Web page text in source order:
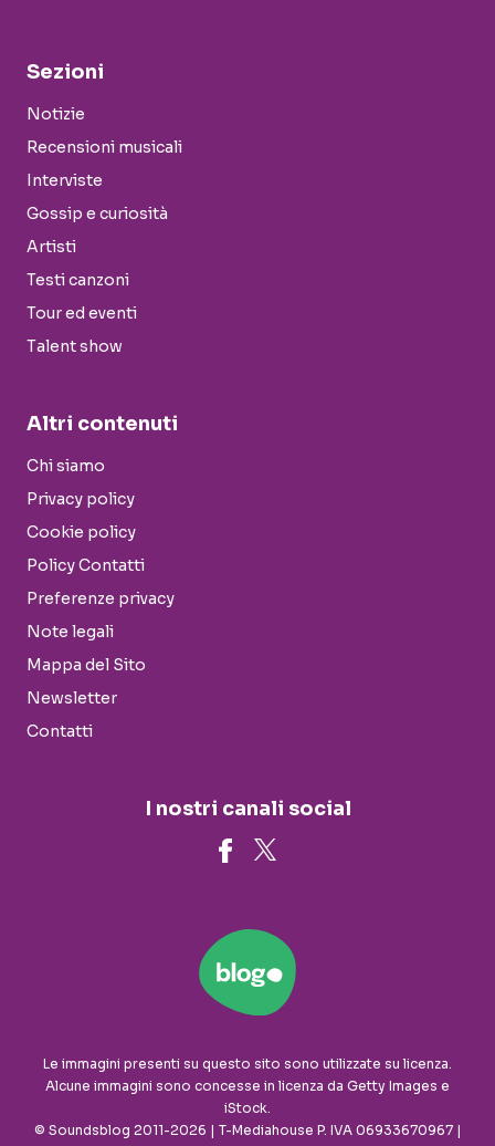
Sezioni
Notizie
Recensioni musicali
Interviste
Gossip e curiosità
Artisti
Testi canzoni
Tour ed eventi
Talent show
Altri contenuti
Chi siamo
Privacy policy
Cookie policy
Policy Contatti
Preferenze privacy
Note legali
Mappa del Sito
Newsletter
Contatti
I nostri canali social
Le immagini presenti su questo sito sono utilizzate su licenza.
Alcune immagini sono concesse in licenza da Getty Images e
iStock.
© Soundsblog 2011-2026 | T-Mediahouse P. IVA 06933670967 |